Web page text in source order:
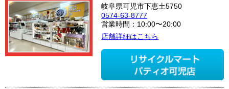
岐阜県可児市下恵土5750
0574-63-8777
営業時間：10:00〜20:00
店舗詳細はこちら